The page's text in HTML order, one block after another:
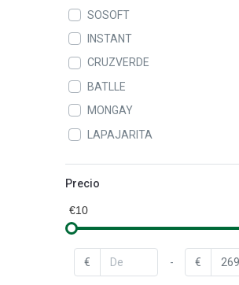
SOSOFT
INSTANT
CRUZVERDE
BATLLE
MONGAY
LAPAJARITA
LEIFHEIT
QUEY
CAROL
BAYER
Precio
€10
€ - €